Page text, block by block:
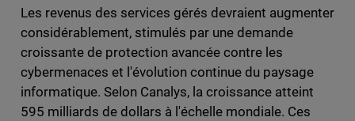
Les revenus des services gérés devraient augmenter
considérablement, stimulés par une demande
croissante de protection avancée contre les
cybermenaces et l'évolution continue du paysage
informatique. Selon Canalys, la croissance atteint
595 milliards de dollars à l'échelle mondiale. Ces